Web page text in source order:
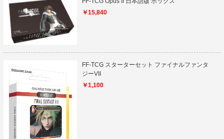
￥15,840
FF-TCG スターターセット ファイナルファンタ
ジーVII
￥1,100